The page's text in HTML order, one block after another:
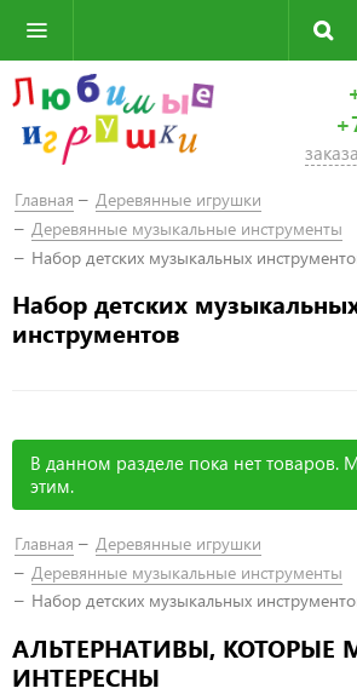
Главная
Деревянные игрушки
Деревянные музыкальные инструменты
Набор детских музыкальных
Набор детских
инструментов
В данном разделе пока нет товаров.
этим.
Главная
Деревянные игрушки
Деревянные музыкальные инструменты
Набор детских музыкальных
АЛЬТЕРНАТИВЫ, КОТОРЫЕ
ИНТЕРЕСНЫ